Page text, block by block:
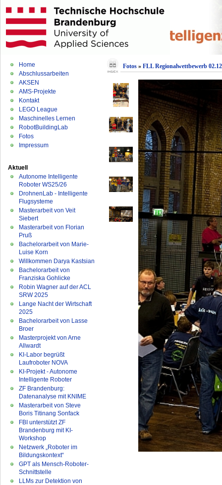
Home
Abschlussarbeiten
AKSEN
AMS-Projekte
Kontakt
LEGO League
Maschinelles Lernen
RobotBuildingLab
Fotos
Impressum
Aktuell
Autonome Intelligente
Roboter WS25/26
DrohnenLab - Intelligente
Flugsysteme
Masterarbeit von Veit
Siebert
Masterarbeit von Florian
Pruß
Bachelorarbeit von Marie-
Luise Korn
Willkommen Darya Kastsian
Bachelorarbeit von
Franziska Gohlicke
Robin Wagner auf der ACL
SRW 2025
Lange Nacht der Wirtschaft
2025
Bachelorarbeit von Lasse
Broer
Masterprojekt von Arne
Allwardt
KI-Labor begrüßt
Laufroboter NOVA
KI-Projekt - Autonome
Intelligente Roboter
ZF Brandenburg:
Datenanalyse mit KNIME
Masterarbeit von Steve
Boris Titinang Sonfack
FBI unterstützt ZF
Brandenburg mit KI-
Workshop
Netzwerk „Roboter im
Bildungskontext“
GPT als Mensch-Roboter-
Schnittstelle
LLMs zur Detektion von
Fotos» FLL Regionalwettbewerb